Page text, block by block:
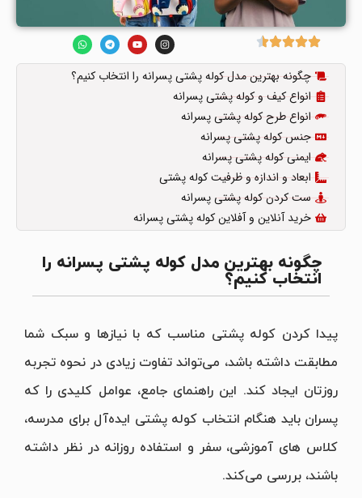
چگونه بهترین مدل کوله پشتی پسرانه را انتخاب کنیم؟
انواع کیف و کوله پشتی پسرانه
انواع طرح کوله پشتی پسرانه
جنس کوله پشتی پسرانه
ایمنی کوله پشتی پسرانه
ابعاد و اندازه و ظرفیت کوله پشتی
ست کردن کوله پشتی پسرانه
خرید آنلاین و آفلاین کوله پشتی پسرانه
چگونه بهترین مدل کوله پشتی پسرانه را
انتخاب کنیم؟
پیدا کردن کوله پشتی مناسب که با نیازها و سبک شما
مطابقت داشته باشد، می‌تواند تفاوت زیادی در نحوه تجربه
روزتان ایجاد کند. این راهنمای جامع، عوامل کلیدی را که
پسران باید هنگام انتخاب کوله پشتی ایده‌آل برای مدرسه،
کلاس های آموزشی، سفر و استفاده روزانه در نظر داشته
باشند، بررسی می‌کند.